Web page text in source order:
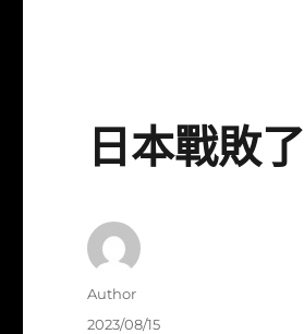
日本戰敗了
作
Author
發
2023/08/15